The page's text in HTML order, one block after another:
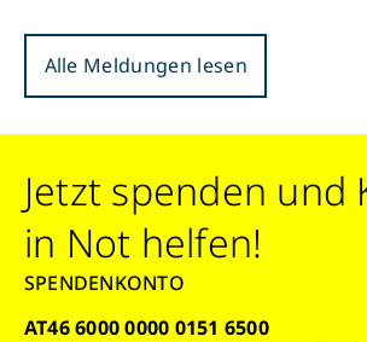
Alle Meldungen lesen
Jetzt spenden und
in Not helfen!
SPENDENKONTO
AT46 6000 0000 0151 6500